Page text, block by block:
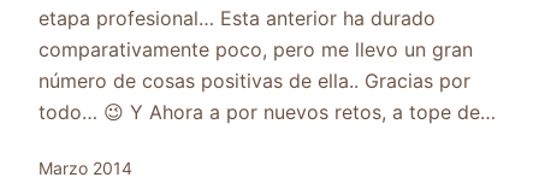
etapa profesional… Esta anterior ha durado
comparativamente poco, pero me llevo un gran
número de cosas positivas de ella.. Gracias por
todo… 😉 Y Ahora a por nuevos retos, a tope de…
Marzo 2014